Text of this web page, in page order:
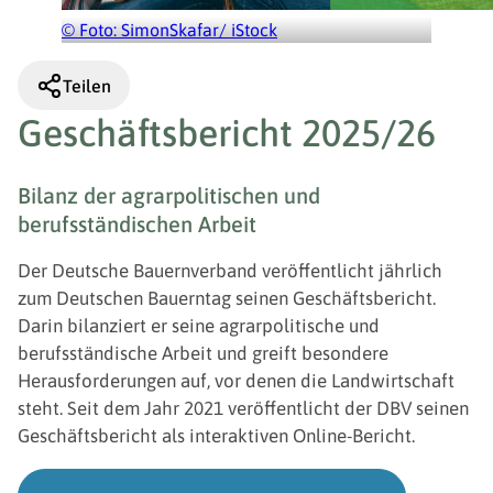
© Foto: SimonSkafar/ iStock
Teilen
Geschäftsbericht 2025/26
Bilanz der agrarpolitischen und
berufsständischen Arbeit
Der Deutsche Bauernverband veröffentlicht jährlich
zum Deutschen Bauerntag seinen Geschäftsbericht.
Darin bilanziert er seine agrarpolitische und
berufsständische Arbeit und greift besondere
Herausforderungen auf, vor denen die Landwirtschaft
steht. Seit dem Jahr 2021 veröffentlicht der DBV seinen
Geschäftsbericht als interaktiven Online-Bericht.